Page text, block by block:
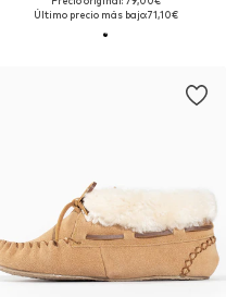
Último precio más bajo:71,10€